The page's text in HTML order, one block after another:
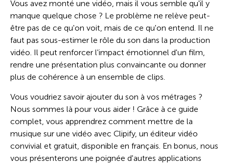
Vous avez monté une vidéo, mais il vous semble qu'il y
manque quelque chose ? Le problème ne relève peut-
être pas de ce qu'on voit, mais de ce qu'on entend. Il ne
faut pas sous-estimer le rôle du son dans la production
vidéo. Il peut renforcer l'impact émotionnel d'un film,
rendre une présentation plus convaincante ou donner
plus de cohérence à un ensemble de clips.
Vous voudriez savoir ajouter du son à vos métrages ?
Nous sommes là pour vous aider ! Grâce à ce guide
complet, vous apprendrez comment mettre de la
musique sur une vidéo avec Clipify, un éditeur vidéo
convivial et gratuit, disponible en français. En bonus, nous
vous présenterons une poignée d'autres applications